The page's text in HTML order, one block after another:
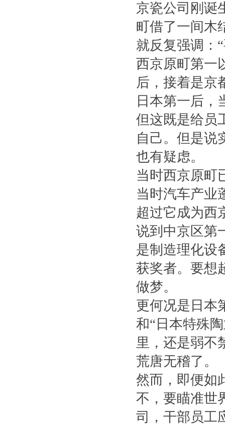
京瓷公司刚诞
町借了一间木
就反复强调：
西京原町第一
后，接着是京
日本第一后，
但这既是给员
自己。但是说
也有疑虑。
当时西京原町
当时汽车产业
超过它成为西
说到中京区第
是制造理化设
获奖者。要想
做梦。
更何况是日本
和“日本特殊
里，还是弱不
荒唐无稽了。
然而，即便如
不，要瞄准世
司，干部员工